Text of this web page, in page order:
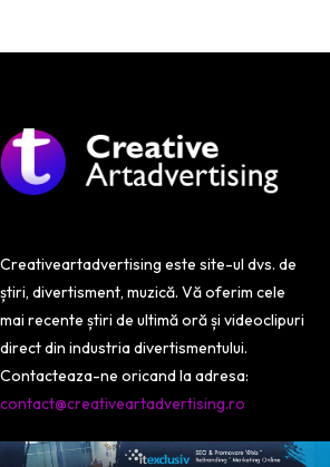
Creativeartadvertising este site-ul dvs. de
știri, divertisment, muzică. Vă oferim cele
mai recente știri de ultimă oră și videoclipuri
direct din industria divertismentului.
Contacteaza-ne oricand la adresa:
contact@creativeartadvertising.ro